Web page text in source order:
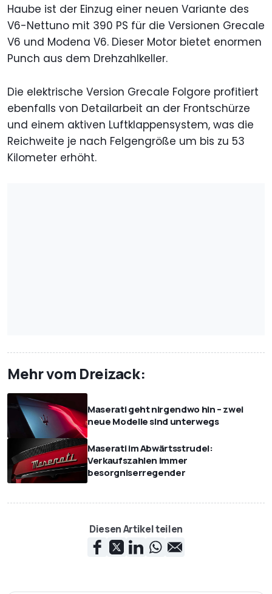
Haube ist der Einzug einer neuen Variante des
V6-Nettuno mit 390 PS für die Versionen Grecale
V6 und Modena V6. Dieser Motor bietet enormen
Punch aus dem Drehzahlkeller.
Die elektrische Version Grecale Folgore profitiert
ebenfalls von Detailarbeit an der Frontschürze
und einem aktiven Luftklappensystem, was die
Reichweite je nach Felgengröße um bis zu 53
Kilometer erhöht.
Mehr vom Dreizack:
Maserati geht nirgendwo hin – zwei
neue Modelle sind unterwegs
Maserati im Abwärtsstrudel:
Verkaufszahlen immer
besorgniserregender
Diesen Artikel teilen